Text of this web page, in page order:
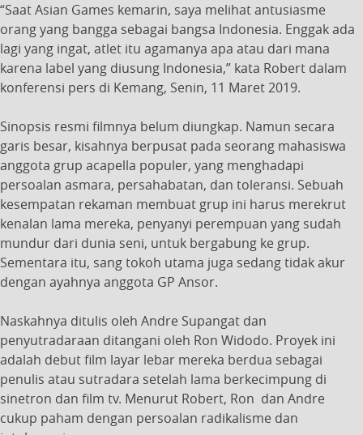
“Saat Asian Games kemarin, saya melihat antusiasme
orang yang bangga sebagai bangsa Indonesia. Enggak ada
lagi yang ingat, atlet itu agamanya apa atau dari mana
karena label yang diusung Indonesia,” kata Robert dalam
konferensi pers di Kemang, Senin, 11 Maret 2019.
Sinopsis resmi filmnya belum diungkap. Namun secara
garis besar, kisahnya berpusat pada seorang mahasiswa
anggota grup acapella populer, yang menghadapi
persoalan asmara, persahabatan, dan toleransi. Sebuah
kesempatan rekaman membuat grup ini harus merekrut
kenalan lama mereka, penyanyi perempuan yang sudah
mundur dari dunia seni, untuk bergabung ke grup.
Sementara itu, sang tokoh utama juga sedang tidak akur
dengan ayahnya anggota GP Ansor.
Naskahnya ditulis oleh Andre Supangat dan
penyutradaraan ditangani oleh Ron Widodo. Proyek ini
adalah debut film layar lebar mereka berdua sebagai
penulis atau sutradara setelah lama berkecimpung di
sinetron dan film tv. Menurut Robert, Ron dan Andre
cukup paham dengan persoalan radikalisme dan